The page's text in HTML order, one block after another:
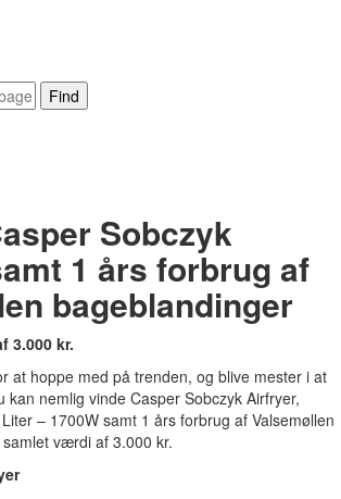
Find
Sobczyk
1 års forbrug af
bageblandinger
3.000 kr.
at hoppe med på trenden, og blive mester i at
kan nemlig vinde Casper Sobczyk Airfryer,
– 1700W samt 1 års forbrug af Valsemøllen
værdi af 3.000 kr.